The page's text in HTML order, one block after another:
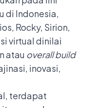
di Indonesia,
Rocky, Sirion,
virtual dinilai
atau overallbuild
inovasi,
terdapat